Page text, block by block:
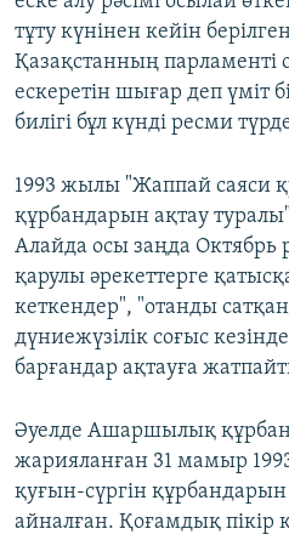
тұту күнінен кейін
Қазақстанның парламенті
ескеретін шығар деп үміт
билігі бұл күнді ресми
1993 жылы "Жаппай саяси
құрбандарын ақтау туралы"
Алайда осы заңда
қарулы әрекеттерге
кеткендер", "отанды
дүниежүзілік соғыс
барғандар ақтауға
Әуелде Ашаршылық
жарияланған 31 мамыр
қуғын-сүргін құрбандарын
айналған. Қоғамдық